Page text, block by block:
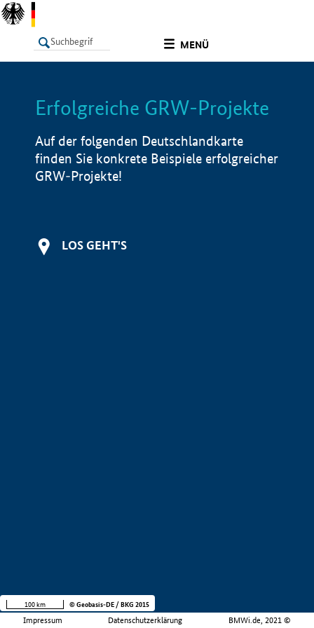
MENÜ
LISTE Info
Erfolgreiche GRW-Projekte
Auf der folgenden Deutschlandkarte
finden Sie konkrete Beispiele erfolgreicher
GRW-Projekte!
LOS GEHT'S
Impressum Datenschutzerklärung BMWi.de, 2021 ©
100 km © Geobasis-DE / BKG 2015